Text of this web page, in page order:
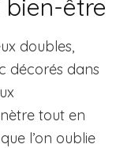
bien-être
doubles,
décorés dans
tout en
l’on oublie